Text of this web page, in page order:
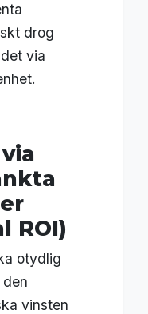
drog
via
ROI)
otydlig
vinsten